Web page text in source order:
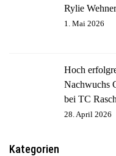
Rylie
1. Mai 2026
Hoch
Nachwuchs
bei TC
28. April 2026
Kategorien